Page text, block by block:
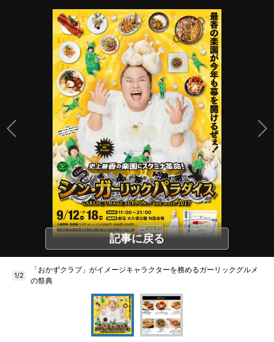
記事に戻る
1/2
「おかずクラブ」がイメージキャラクターを務めるガーリックグルメ
の祭典